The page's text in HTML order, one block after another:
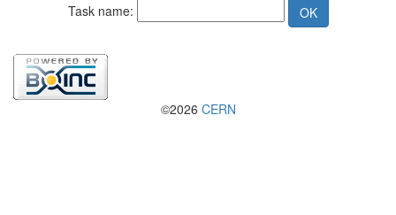
Task name:
©2026 CERN